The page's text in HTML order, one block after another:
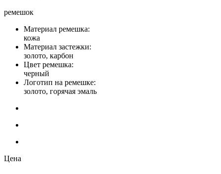
ремешок
Материал ремешка:
кожа
Материал застежки:
золото, карбон
Цвет ремешка:
черный
Логотип на ремешке:
золото, горячая эмаль
Цена